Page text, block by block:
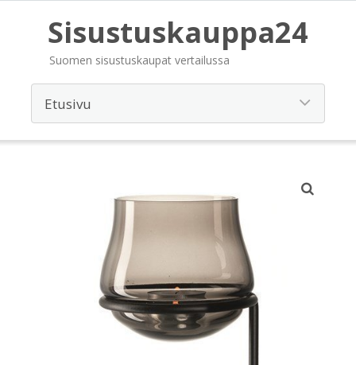
Sisustuskauppa24
Suomen sisustuskaupat vertailussa